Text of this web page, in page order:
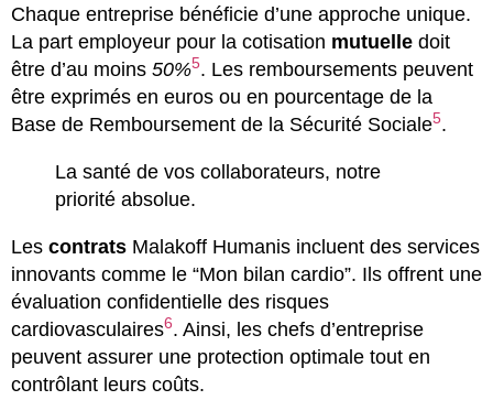
Chaque entreprise bénéficie d’une approche unique.
La part employeur pour la cotisation mutuelle doit
être d’au moins 50%5. Les remboursements peuvent
être exprimés en euros ou en pourcentage de la
Base de Remboursement de la Sécurité Sociale5.
La santé de vos collaborateurs, notre
priorité absolue.
Les contrats Malakoff Humanis incluent des services
innovants comme le “Mon bilan cardio”. Ils offrent une
évaluation confidentielle des risques
cardiovasculaires6. Ainsi, les chefs d’entreprise
peuvent assurer une protection optimale tout en
contrôlant leurs coûts.